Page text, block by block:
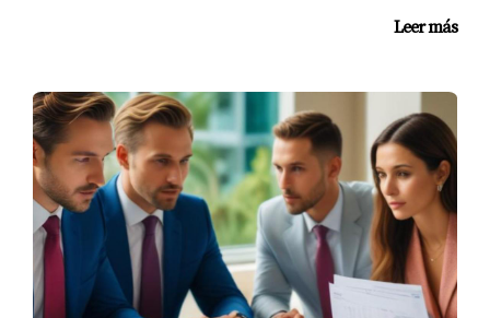
Ejemplo 2: Propiedad Unifamiliar en
Orlando
Consideremos ahora una casa unifamiliar en
Orlando. Aunque la ubicación no está cerca del
centro turístico, está situada en un vecindario
familiar con buenas escuelas y parques cercanos. Al
analizar el mercado local, notas que hay una alta
Leer más